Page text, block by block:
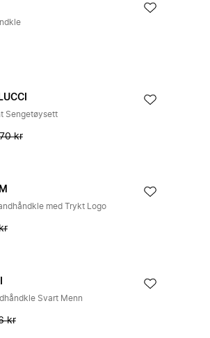
Sengetøysett
kr
med Trykt Logo
Svart Menn
kr